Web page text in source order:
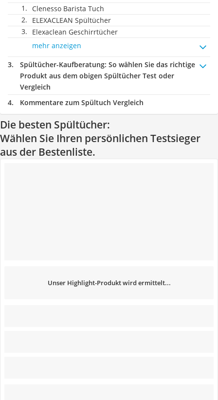
Clenesso Barista Tuch
ELEXACLEAN Spültücher
Elexaclean Geschirrtücher
mehr anzeigen
Spültücher-Kaufberatung: So wählen Sie das richtige
Produkt aus dem obigen Spültücher Test oder
Vergleich
Kommentare zum Spültuch Vergleich
Die besten Spültücher:
Wählen Sie Ihren persönlichen Testsieger
aus der Bestenliste.
Unser Highlight-Produkt wird ermittelt...